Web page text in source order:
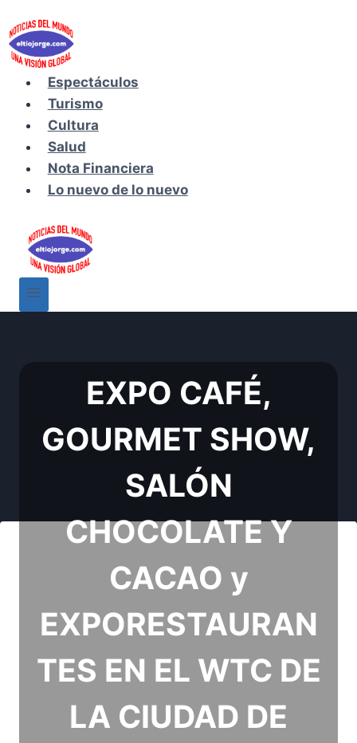
al
contenido
Espectáculos
Turismo
Cultura
Salud
Nota Financiera
Lo nuevo de lo nuevo
EXPO CAFÉ,
GOURMET SHOW,
SALÓN
CHOCOLATE Y
CACAO y
EXPORESTAURAN
TES EN EL WTC DE
LA CIUDAD DE